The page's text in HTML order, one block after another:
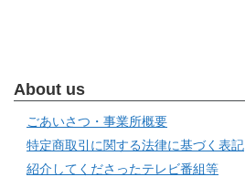
About us
ごあいさつ・事業所概要
特定商取引に関する法律に基づく表記
紹介してくださったテレビ番組等